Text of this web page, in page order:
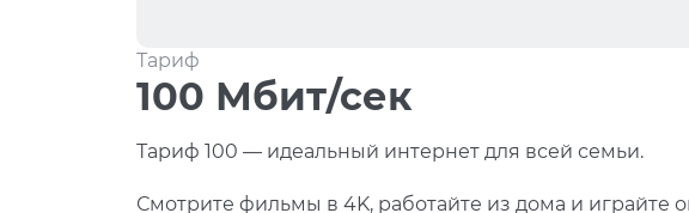
Тариф
100 Мбит/сек
Тариф 100 — идеальный интернет для всей семьи.
Смотрите фильмы в 4K, работайте из дома и играйте